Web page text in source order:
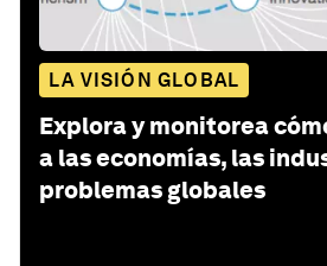
LA VISIÓN GLOBAL
Explora y monitorea
a las economías, las
problemas globales